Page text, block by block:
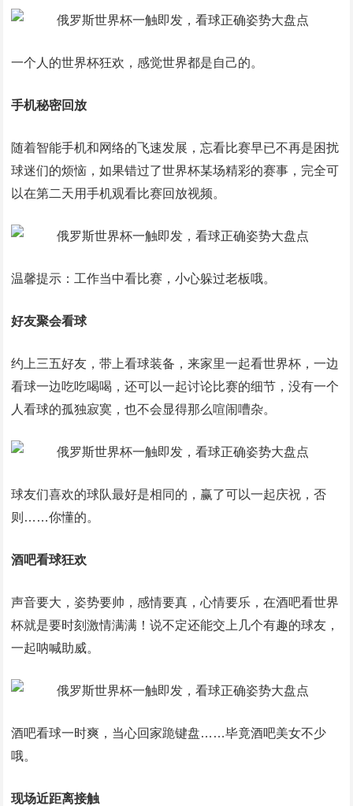
一个人的世界杯狂欢，感觉世界都是自己的。
手机秘密回放
随着智能手机和网络的飞速发展，忘看比赛早已不再是困扰
球迷们的烦恼，如果错过了世界杯某场精彩的赛事，完全可
以在第二天用手机观看比赛回放视频。
温馨提示：工作当中看比赛，小心躲过老板哦。
好友聚会看球
约上三五好友，带上看球装备，来家里一起看世界杯，一边
看球一边吃吃喝喝，还可以一起讨论比赛的细节，没有一个
人看球的孤独寂寞，也不会显得那么喧闹嘈杂。
球友们喜欢的球队最好是相同的，赢了可以一起庆祝，否
则……你懂的。
酒吧看球狂欢
声音要大，姿势要帅，感情要真，心情要乐，在酒吧看世界
杯就是要时刻激情满满！说不定还能交上几个有趣的球友，
一起呐喊助威。
酒吧看球一时爽，当心回家跪键盘……毕竟酒吧美女不少
哦。
现场近距离接触